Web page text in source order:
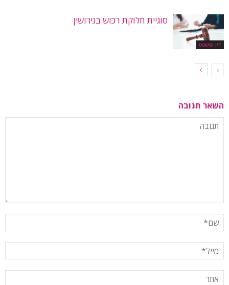
דין ומשפט
סוגיית חלוקת רכוש בגירושין
השאר תגובה